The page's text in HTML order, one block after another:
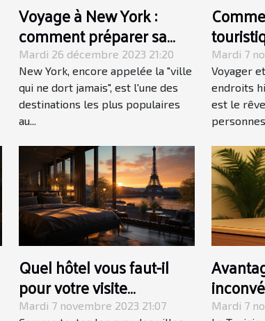
Voyage à New York :
comment préparer sa
valise ?
Mardi 26 décembre 2023 21:20
New York, encore appelée la "ville
qui ne dort jamais", est l'une des
destinations les plus populaires
au...
Mardi 7
Voyager
endroits
est le
personnes.
Quel hôtel vous faut-il
pour votre visite
touristique à Paris ?
Mardi 7 novembre 2023 21:07
une
Mardi 7